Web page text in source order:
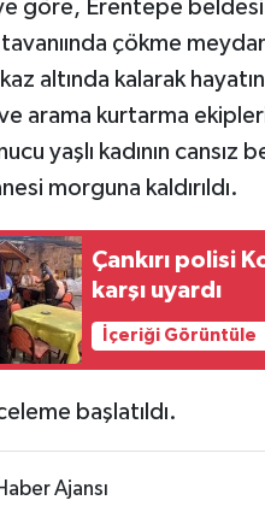
göre, Erentepe beldesi
çökme
altında kalarak
arama kurtarma
yaşlı kadının cansız
morguna kaldırıldı.
Çankırı polisi
karşı uyardı
İçeriği Görüntüle
başlatıldı.
Ajansı